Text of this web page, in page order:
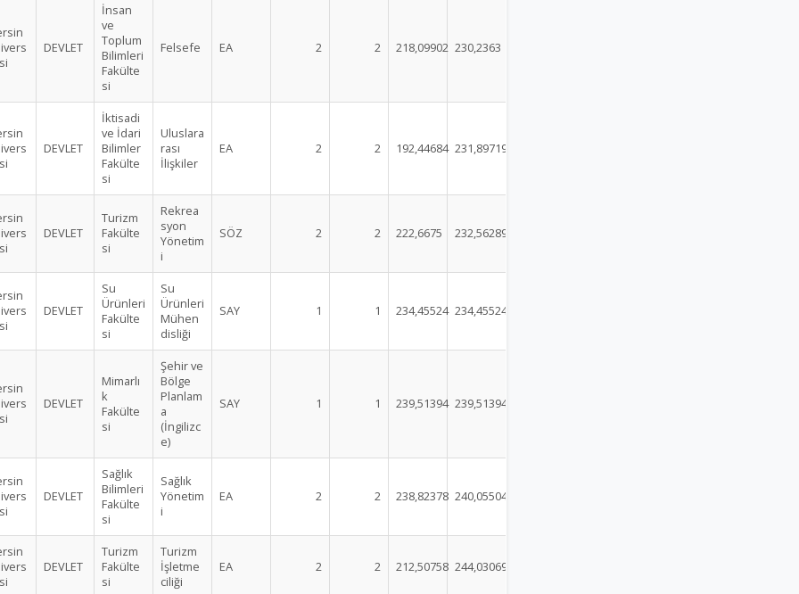
DEVLET
İnsan
ve
Toplum
Bilimleri
Fakülte
si
Felsefe EA 2 2 218,09902 230,2363
DEVLET
İktisadi
ve İdari
Bilimler
Fakülte
si
Uluslara
rası
İlişkiler
EA 2 2 192,44684 231,89719
DEVLET
Turizm
Fakülte
si
Rekrea
syon
Yönetim
i
SÖZ 2 2 222,6675 232,56289
DEVLET
Su
Ürünleri
Fakülte
si
Su
Ürünleri
Mühen
disliği
SAY 1 1 234,45524 234,45524
DEVLET
Mimarlı
k
Fakülte
si
Şehir ve
Bölge
Planlam
a
(İngilizc
e)
SAY 1 1 239,51394 239,51394
DEVLET
Sağlık
Bilimleri
Fakülte
si
Sağlık
Yönetim
i
EA 2 2 238,82378 240,05504
DEVLET
Turizm
Fakülte
si
Turizm
İşletme
ciliği
EA 2 2 212,50758 244,03069